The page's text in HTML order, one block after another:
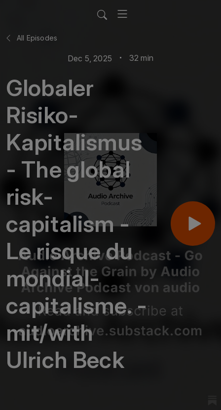
All Episodes
Dec 5, 2025 32 min
Globaler
Risiko-
Kapitalismus
- The global
risk-
capitalism -
Le risque du
mondial-
capitalisme. -
mit/with
Ulrich Beck